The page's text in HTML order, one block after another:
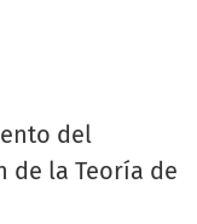
del
de la Teoría de